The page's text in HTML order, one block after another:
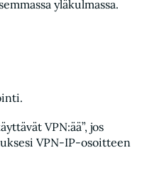
yläkulmassa.
VPN:ää”, jos
VPN-IP-osoitteen